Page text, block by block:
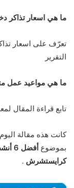
ما هي اسعار تذاكر
تعرّف على اسعار
التقرير
ما هي مواعيد عمل
تابع قراءة المقال
كانت هذه مقالة
بموضوع
كرايستشرش .